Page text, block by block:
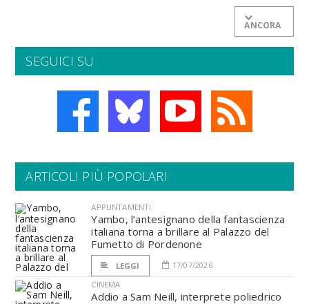
ANCORA
SEGUICI SU
ARTICOLI PIÙ POPOLARI
APPUNTAMENTI
Yambo, l’antesignano della fantascienza
italiana torna a brillare al Palazzo del
Fumetto di Pordenone
LEGGI
17/07/2026
CINEMA
Addio a Sam Neill, interprete poliedrico